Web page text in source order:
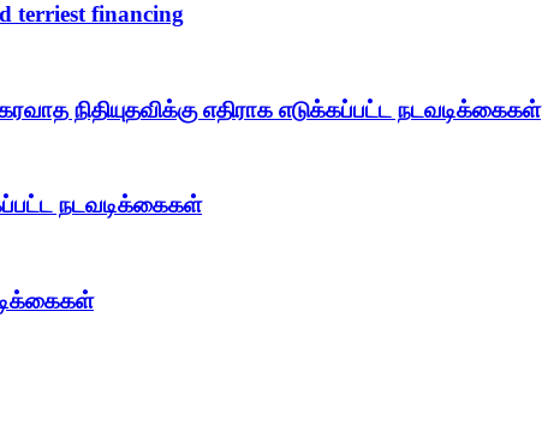
terriest financing
நிதியுதவிக்கு எதிராக எடுக்கப்பட்ட நடவடிக்கைகள்
நடவடிக்கைகள்